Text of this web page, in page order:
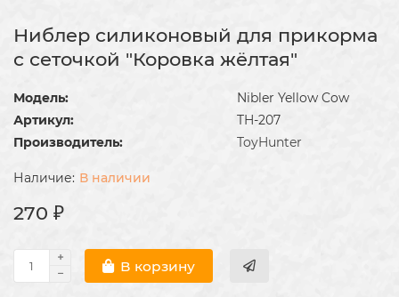
Ниблер силиконовый для прикорма
с сеточкой "Коровка жёлтая"
Модель:
Nibler Yellow Cow
Артикул:
TH-207
Производитель:
ToyHunter
В наличии
270 ₽
В корзину